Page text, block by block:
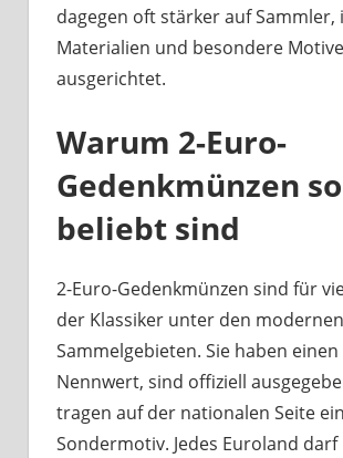
dagegen oft stärker auf Sammler,
Materialien und besondere Motive
ausgerichtet.
Warum 2-Euro-
Gedenkmünzen so
beliebt sind
2-Euro-Gedenkmünzen sind für
der Klassiker unter den
Sammelgebieten. Sie haben
Nennwert, sind offiziell
tragen auf der nationalen Seite ein
Sondermotiv. Jedes Euroland darf